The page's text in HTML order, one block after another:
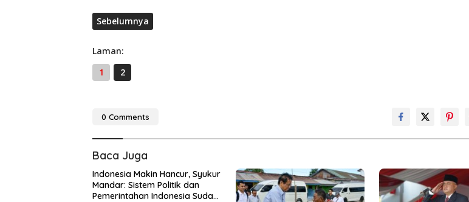
Sebelumnya
Laman:
1
2
0 Comments
Baca Juga
Indonesia Makin Hancur, Syukur
Mandar: Sistem Politik dan
Pemerintahan Indonesia Sudah